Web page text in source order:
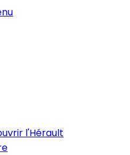
l'Hérault